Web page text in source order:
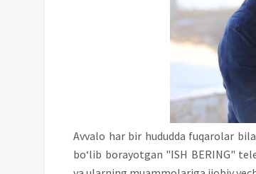
Avvalo har bir hududda fuqarolar
bo‘lib borayotgan "ISH BERING"